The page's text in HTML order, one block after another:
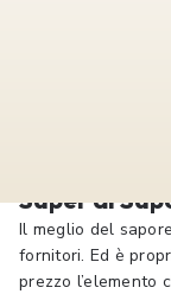
Saper di
Il meglio del
fornitori. Ed è
prezzo l’elemento